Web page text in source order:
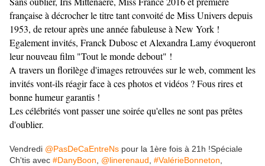
française à décrocher le titre tant convoité de Miss Univers depuis
1953, de retour après une année fabuleuse à New York !
Egalement invités, Franck Dubosc et Alexandra Lamy évoqueront
leur nouveau film "Tout le monde debout" !
A travers un florilège d'images retrouvées sur le web, comment les
invités vont-ils réagir face à ces photos et vidéos ? Fous rires et
bonne humeur garantis !
Les célébrités vont passer une soirée qu'elles ne sont pas prêtes
d'oublier.
Vendredi @PasDeCaEntreNs pour la 1ère fois à 21h !Spéciale
Ch'tis avec #DanyBoon @linerenaud #ValérieBonneton